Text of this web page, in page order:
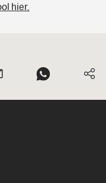
hier.